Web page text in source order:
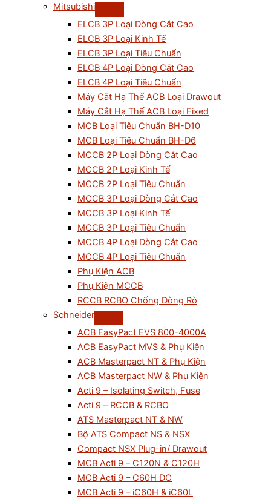
Mitsubishi
ELCB 3P Loại Dòng Cắt Cao
ELCB 3P Loại Kinh Tế
ELCB 3P Loại Tiêu Chuẩn
ELCB 4P Loại Dòng Cắt Cao
ELCB 4P Loại Tiêu Chuẩn
Máy Cắt Hạ Thế ACB Loại Drawout
Máy Cắt Hạ Thế ACB Loại Fixed
MCB Loại Tiêu Chuẩn BH-D10
MCB Loại Tiêu Chuẩn BH-D6
MCCB 2P Loại Dòng Cắt Cao
MCCB 2P Loại Kinh Tế
MCCB 2P Loại Tiêu Chuẩn
MCCB 3P Loại Dòng Cắt Cao
MCCB 3P Loại Kinh Tế
MCCB 3P Loại Tiêu Chuẩn
MCCB 4P Loại Dòng Cắt Cao
MCCB 4P Loại Tiêu Chuẩn
Phụ Kiện ACB
Phụ Kiện MCCB
RCCB RCBO Chống Dòng Rò
Schneider
ACB EasyPact EVS 800-4000A
ACB EasyPact MVS & Phụ Kiện
ACB Masterpact NT & Phụ Kiện
ACB Masterpact NW & Phụ Kiện
Acti 9 – Isolating Switch, Fuse
Acti 9 – RCCB & RCBO
ATS Masterpact NT & NW
Bộ ATS Compact NS & NSX
Compact NSX Plug-in/ Drawout
MCB Acti 9 – C120N & C120H
MCB Acti 9 – C60H DC
MCB Acti 9 – iC60H & iC60L